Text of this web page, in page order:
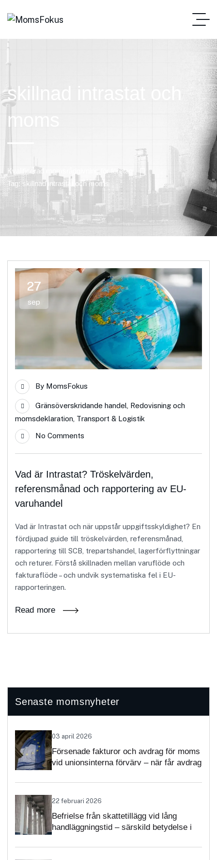
skillnad intrastat och
moms
Kvalificerad momsrådgivning för företag
Tag: skillnad intrastat och moms
27
sep
By MomsFokus
Gränsöverskridande handel, Redovisning och
momsdeklaration, Transport & Logistik
No Comments
Vad är Intrastat? Tröskelvärden,
referensmånad och rapportering av EU-
varuhandel
Vad är Intrastat och när uppstår uppgiftsskyldighet? En
fördjupad guide till tröskelvärden, referensmånad,
rapportering till SCB, trepartshandel, lagerförflyttningar
och returer. Förstå skillnaden mellan varuflöde och
fakturaflöde – och undvik systematiska fel i EU-
rapporteringen.
Read more
Senaste momsnyheter
03 april 2026
Försenade fakturor och avdrag för moms
vid unionsinterna förvärv – när får avdrag
22 februari 2026
Befrielse från skattetillägg vid lång
handläggningstid – särskild betydelse i